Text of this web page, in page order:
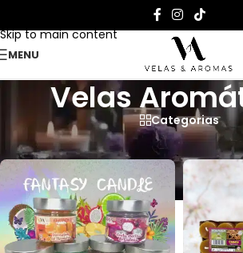
Skip to main content
MENU
Velas
Categorias
Página Inicial>Velas Aromáticas